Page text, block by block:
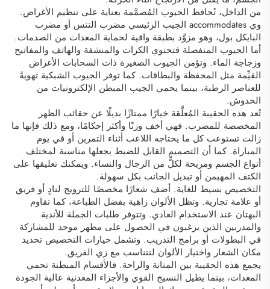
من الداخل، تُحافظ الجيوب المُصمَّمة بعناية على تنظيم الأغراض.
وي accommodates الجيب الرئيسي مضرب التنس أو مضرب
البايكل بول، وهو مزوَّد بطبقة واقية لحماية المعدات من الصدمات.
أما الجيوب المنفصلة فتحتوي الكرات والمنشفة والهاتف والمفاتيح
وزجاجة الماء. وتؤمن الجيوب الصغيرة ذات السحابات الأغراض
القيِّمة مثل المحفظة والبطاقات. كما توفر الجيوب الشبكية تهويةً
للعناصر الرطبة، بينما يحمي الجيب المبطن الإلكترونيات من
الخدوش.
تُعد هذه الحقيبة المُعلَّقة خيارًا ممتازًا بديلًا عن حقائب الظهر
المخصصة للمضرب. فهي أخف وزنًا وأكثر إحكامًا، ومع ذلك فإنها ما
زالت تستوعب كل ما يحتاجه اللاعب أثناء التمرين أو في يوم
المباراة. كما أن التصميم القابل للضبط يجعلها مناسبة لمختلف
أنواع الجسم ومريحة لكلٍّ من الرجال والنساء. ويمكنك تعليقها على
الكتف المهيمن أو تبديل الجانب بكل سهولة.
التخصيص بسيط للغاية. أضف شعارًا مخصصًا للترويج لنادٍ أو فريق
أو علامة تجارية. وتظل الألوان زاهية بفضل الطباعة، كما تقاوم
البهتان عند الاستخدام العادي. وتتوفر طلبات الجملة للأندية
والمدربين الذين يرغبون في الحصول على مظهر موحد للمشاركة
في البطولات أو برامج التدريب. وتشمل خيارات التخصيص تحديد
مكان الشعار واختيار الألوان لتتناسب مع زي الفريق.
يجمع هذه الحقيبة بين المتانة والراحة. فالأقسام المبطنة تحمي
المعدات، بينما يطيل النسيج القوي والأجزاء المعدنية عالية الجودة